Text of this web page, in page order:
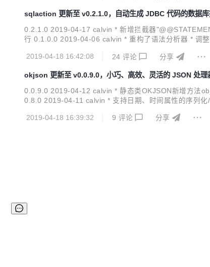
sqlaction 更新至 v0.2.1.0，自动生成 JDBC 代码的数据库
0.2.1.0 2019-04-17 calvin * 新增拦截器
行 0.1.0.0 2019-04-06 calvin * 重构了语法分析器 * 调
2019-04-18 16:42:08
24 评论 分享
okjson 更新至 v0.0.9.0，小巧、高效、灵活的 JSON 处理
0.0.9.0 2019-04-12 calvin * 静态类OKJSON新增方法
0.8.0 2019-04-11 calvin * 支持日期、时间属性的序列
2019-04-18 16:39:32
9 评论 分享